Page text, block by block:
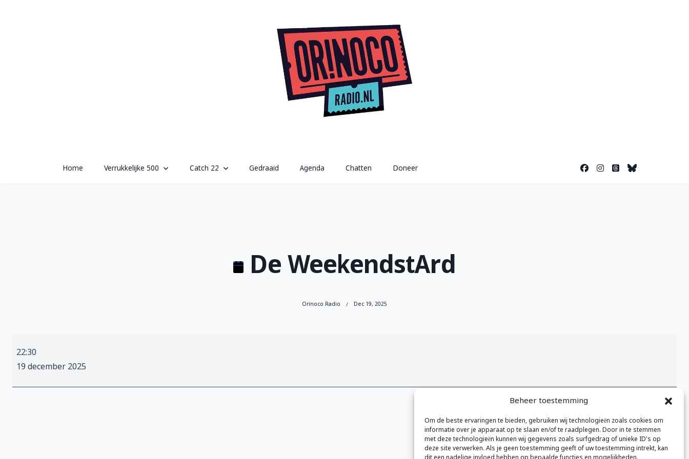
Beheer toestemming
Om de beste ervaringen te bieden, gebruiken wij technologieën zoals cookies om
informatie over je apparaat op te slaan en/of te raadplegen. Door in te stemmen
met deze technologieën kunnen wij gegevens zoals surfgedrag of unieke ID's op
deze site verwerken. Als je geen toestemming geeft of uw toestemming intrekt, kan
Home Verrukkelijke 500 Catch 22 Gedraaid Agenda Chatten Doneer
De WeekendstArd
Orinoco Radio Dec 19, 2025
WeekendstArd
22:30
19 december 2025
Volledige kalender bekijken